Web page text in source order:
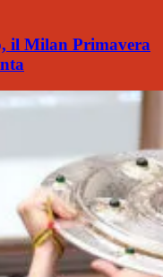
il Milan Primavera